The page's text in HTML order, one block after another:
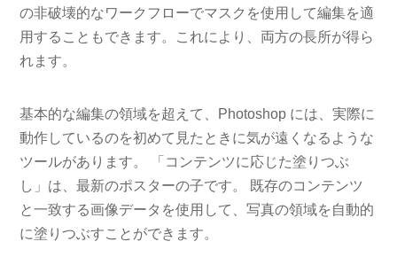
の非破壊的なワークフローでマスクを使用して編集を適
用することもできます。これにより、両方の長所が得ら
れます。
基本的な編集の領域を超えて、Photoshop には、実際に
動作しているのを初めて見たときに気が遠くなるような
ツールがあります。 「コンテンツに応じた塗りつぶ
し」は、最新のポスターの子です。 既存のコンテンツ
と一致する画像データを使用して、写真の領域を自動的
に塗りつぶすことができます。